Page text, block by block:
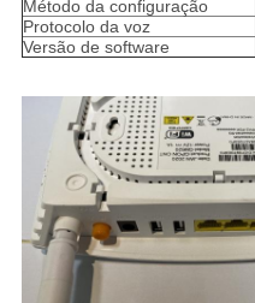
Método da configuração
Protocolo da voz
Versão de software